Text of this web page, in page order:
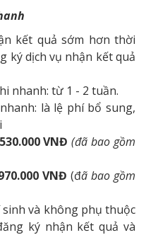
kết quả sớm hơn thời
ký dịch vụ nhận kết quả
nhanh: từ 1 - 2 tuần.
là lệ phí bổ sung,
VNĐ (đã bao gồm
VNĐ (đã bao gồm
và không phụ thuộc
ký nhận kết quả và